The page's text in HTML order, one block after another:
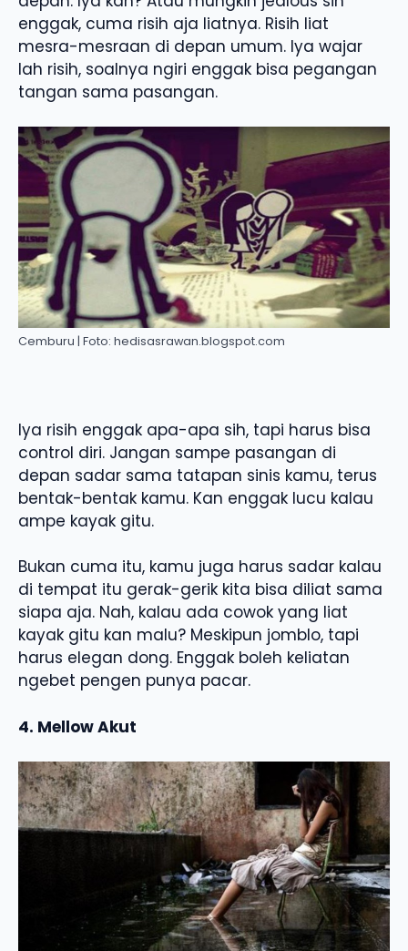
enggak, cuma risih aja liatnya. Risih liat
mesra-mesraan di depan umum. Iya wajar
lah risih, soalnya ngiri enggak bisa pegangan
tangan sama pasangan.
Cemburu | Foto: hedisasrawan.blogspot.com
Iya risih enggak apa-apa sih, tapi harus bisa
control diri. Jangan sampe pasangan di
depan sadar sama tatapan sinis kamu, terus
bentak-bentak kamu. Kan enggak lucu kalau
ampe kayak gitu.
Bukan cuma itu, kamu juga harus sadar kalau
di tempat itu gerak-gerik kita bisa diliat sama
siapa aja. Nah, kalau ada cowok yang liat
kayak gitu kan malu? Meskipun jomblo, tapi
harus elegan dong. Enggak boleh keliatan
ngebet pengen punya pacar.
4. Mellow Akut